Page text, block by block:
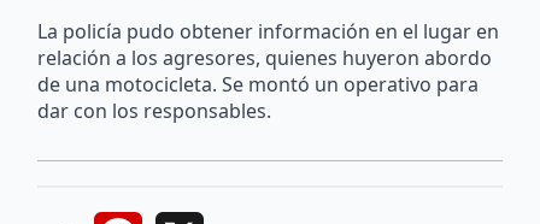
La policía pudo obtener información en el lugar en
relación a los agresores, quienes huyeron abordo
de una motocicleta. Se montó un operativo para
dar con los responsables.